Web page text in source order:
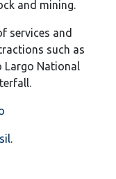
and mining.
services and
such as
Largo National
.